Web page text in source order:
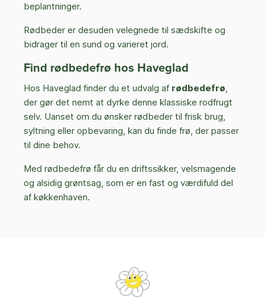
beplantninger.
Rødbeder er desuden velegnede til sædskifte og
bidrager til en sund og varieret jord.
Find rødbedefrø hos Haveglad
Hos Haveglad finder du et udvalg af rødbedefrø,
der gør det nemt at dyrke denne klassiske rodfrugt
selv. Uanset om du ønsker rødbeder til frisk brug,
syltning eller opbevaring, kan du finde frø, der passer
til dine behov.
Med rødbedefrø får du en driftssikker, velsmagende
og alsidig grøntsag, som er en fast og værdifuld del
af køkkenhaven.